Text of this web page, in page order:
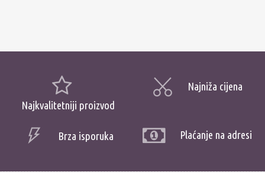
Najkvalitetniji proizvod
Najniža cijena
Brza isporuka Plaćanje na adresi